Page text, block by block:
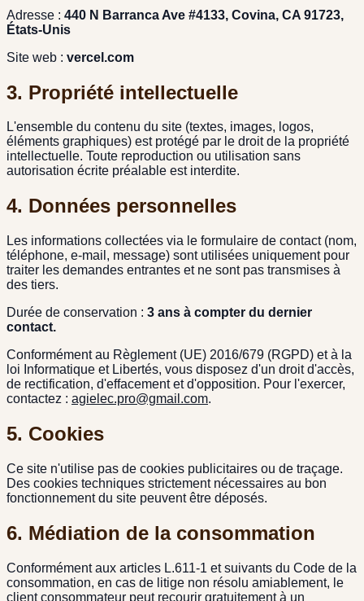
Adresse : 440 N Barranca Ave #4133, Covina, CA 91723,
États-Unis
Site web : vercel.com
3. Propriété intellectuelle
L'ensemble du contenu du site (textes, images, logos,
éléments graphiques) est protégé par le droit de la propriété
intellectuelle. Toute reproduction ou utilisation sans
autorisation écrite préalable est interdite.
4. Données personnelles
Les informations collectées via le formulaire de contact (nom,
téléphone, e-mail, message) sont utilisées uniquement pour
traiter les demandes entrantes et ne sont pas transmises à
des tiers.
Durée de conservation : 3 ans à compter du dernier
contact.
Conformément au Règlement (UE) 2016/679 (RGPD) et à la
loi Informatique et Libertés, vous disposez d'un droit d'accès,
de rectification, d'effacement et d'opposition. Pour l'exercer,
contactez : agielec.pro@gmail.com.
5. Cookies
Ce site n'utilise pas de cookies publicitaires ou de traçage.
Des cookies techniques strictement nécessaires au bon
fonctionnement du site peuvent être déposés.
6. Médiation de la consommation
Conformément aux articles L.611-1 et suivants du Code de la
consommation, en cas de litige non résolu amiablement, le
client consommateur peut recourir gratuitement à un